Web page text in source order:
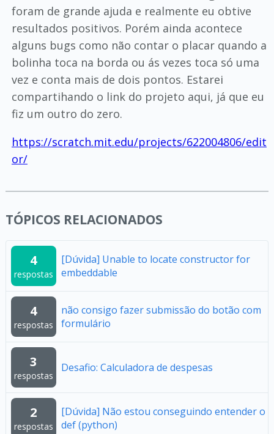
foram de grande ajuda e realmente eu obtive
resultados positivos. Porém ainda acontece
alguns bugs como não contar o placar quando a
bolinha toca na borda ou ás vezes toca só uma
vez e conta mais de dois pontos. Estarei
compartihando o link do projeto aqui, já que eu
fiz um outro do zero.
https://scratch.mit.edu/projects/622004806/edit
or/
TÓPICOS RELACIONADOS
4
respostas
[Dúvida] Unable to locate constructor for
embeddable
4
respostas
não consigo fazer submissão do botão com
formulário
3
respostas
Desafio: Calculadora de despesas
2
respostas
[Dúvida] Não estou conseguindo entender o
def (python)